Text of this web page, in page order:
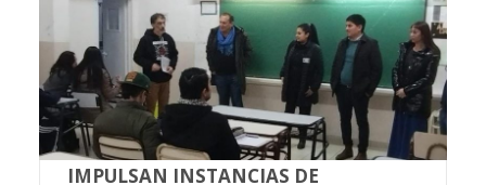
IMPULSAN INSTANCIAS DE